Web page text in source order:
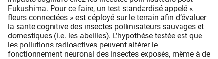
Fukushima. Pour ce faire, un test standardisé appelé «
fleurs connectées » est déployé sur le terrain afin d’évaluer
la santé cognitive des insectes pollinisateurs sauvages et
domestiques (i.e. les abeilles). L’hypothèse testée est que
les pollutions radioactives peuvent altérer le
fonctionnement neuronal des insectes exposés, même à de